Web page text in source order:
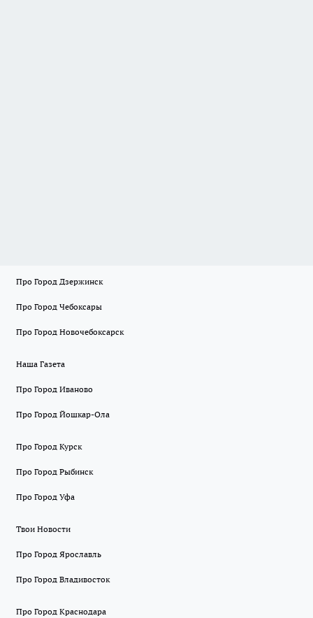
Про Город Дзержинск
Про Город Чебоксары
Про Город Новочебоксарск
Наша Газета
Про Город Иваново
Про Город Йошкар-Ола
Про Город Курск
Про Город Рыбинск
Про Город Уфа
Твои Новости
Про Город Ярославль
Про Город Владивосток
Про Город Краснодара